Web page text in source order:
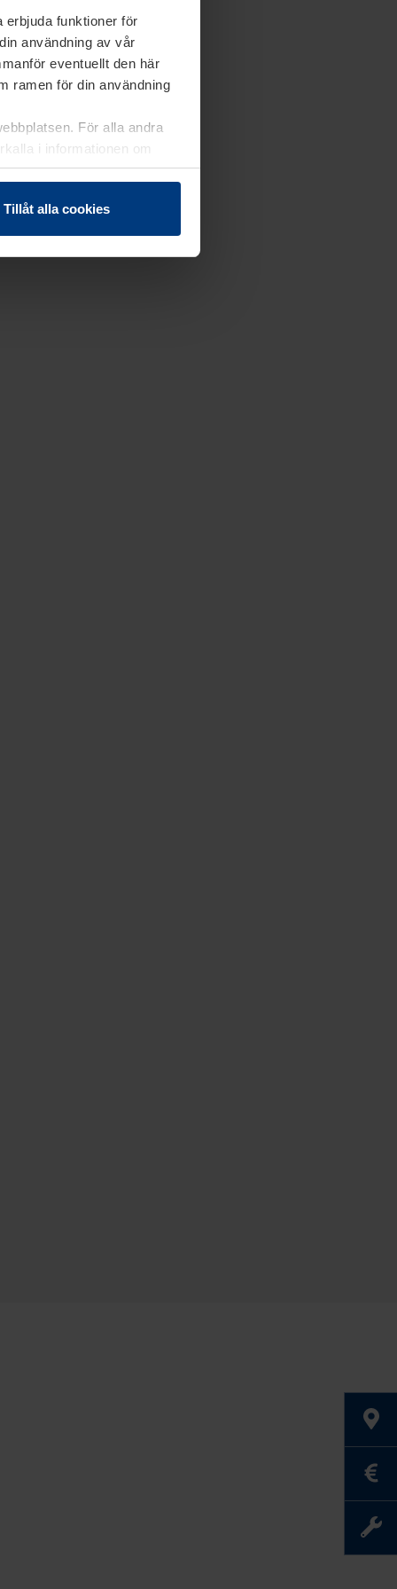
erbjuda funktioner för
användning av vår
eventuellt den här
ramen för din användning
För alla andra
i informationen om
Tillåt alla cookies